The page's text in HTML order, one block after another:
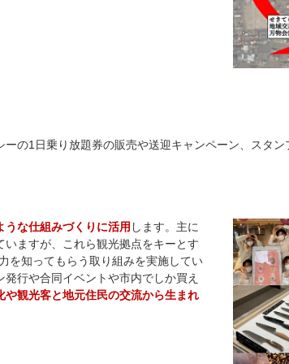
の1日乗り放題券の販売や送迎キャンペーン、スタ
うな仕組みづくりに活用 します。主に
ますが、これら観光拠点をキーとす
を知ってもらう取り組みを実施してい
行や合同イベントや市内でしか買え
や観光客と地元住民の交流から生まれ